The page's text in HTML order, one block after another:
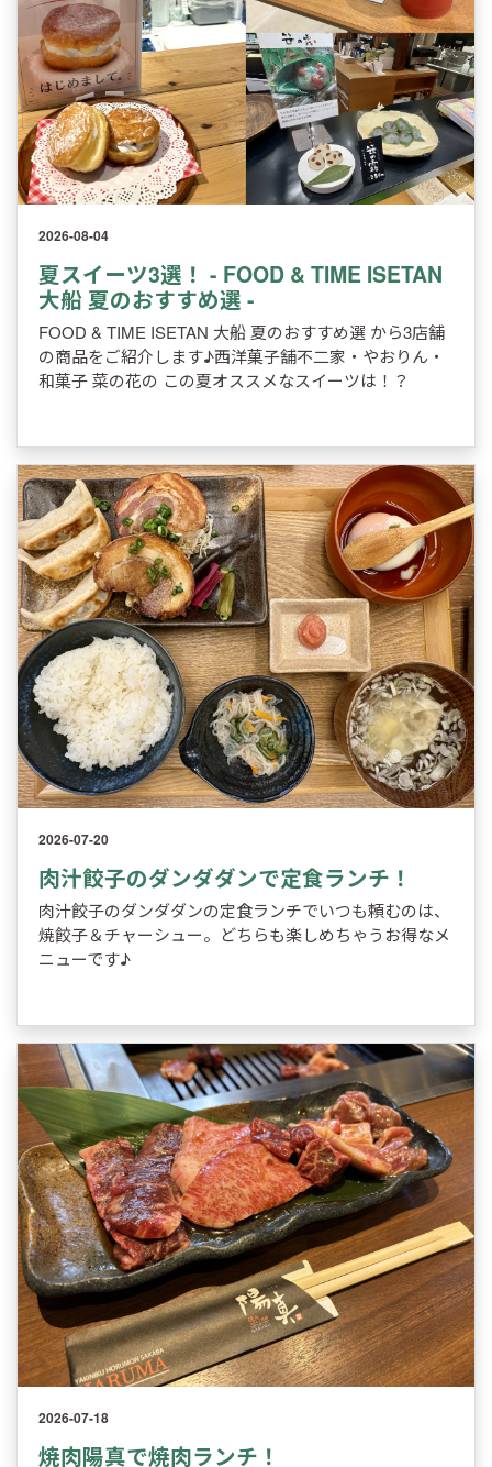
2026-08-04
夏スイーツ3選！ - FOOD & TIME ISETAN
大船 夏のおすすめ選 -
FOOD & TIME ISETAN 大船 夏のおすすめ選 から3店舗
の商品をご紹介します♪西洋菓子舗不二家・やおりん・
和菓子 菜の花の この夏オススメなスイーツは！？
2026-07-20
肉汁餃子のダンダダンで定食ランチ！
肉汁餃子のダンダダンの定食ランチでいつも頼むのは、
焼餃子＆チャーシュー。どちらも楽しめちゃうお得なメ
ニューです♪
2026-07-18
焼肉陽真で焼肉ランチ！